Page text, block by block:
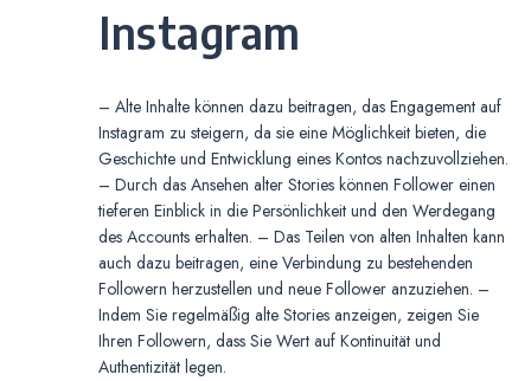
Instagram
– Alte Inhalte können dazu beitragen, das Engagement auf
Instagram zu steigern, da sie eine Möglichkeit bieten, die
Geschichte und Entwicklung eines Kontos nachzuvollziehen.
– Durch das Ansehen alter Stories können Follower einen
tieferen Einblick in die Persönlichkeit und den Werdegang
des Accounts erhalten. – Das Teilen von alten Inhalten kann
auch dazu beitragen, eine Verbindung zu bestehenden
Followern herzustellen und neue Follower anzuziehen. –
Indem Sie regelmäßig alte Stories anzeigen, zeigen Sie
Ihren Followern, dass Sie Wert auf Kontinuität und
Authentizität legen.